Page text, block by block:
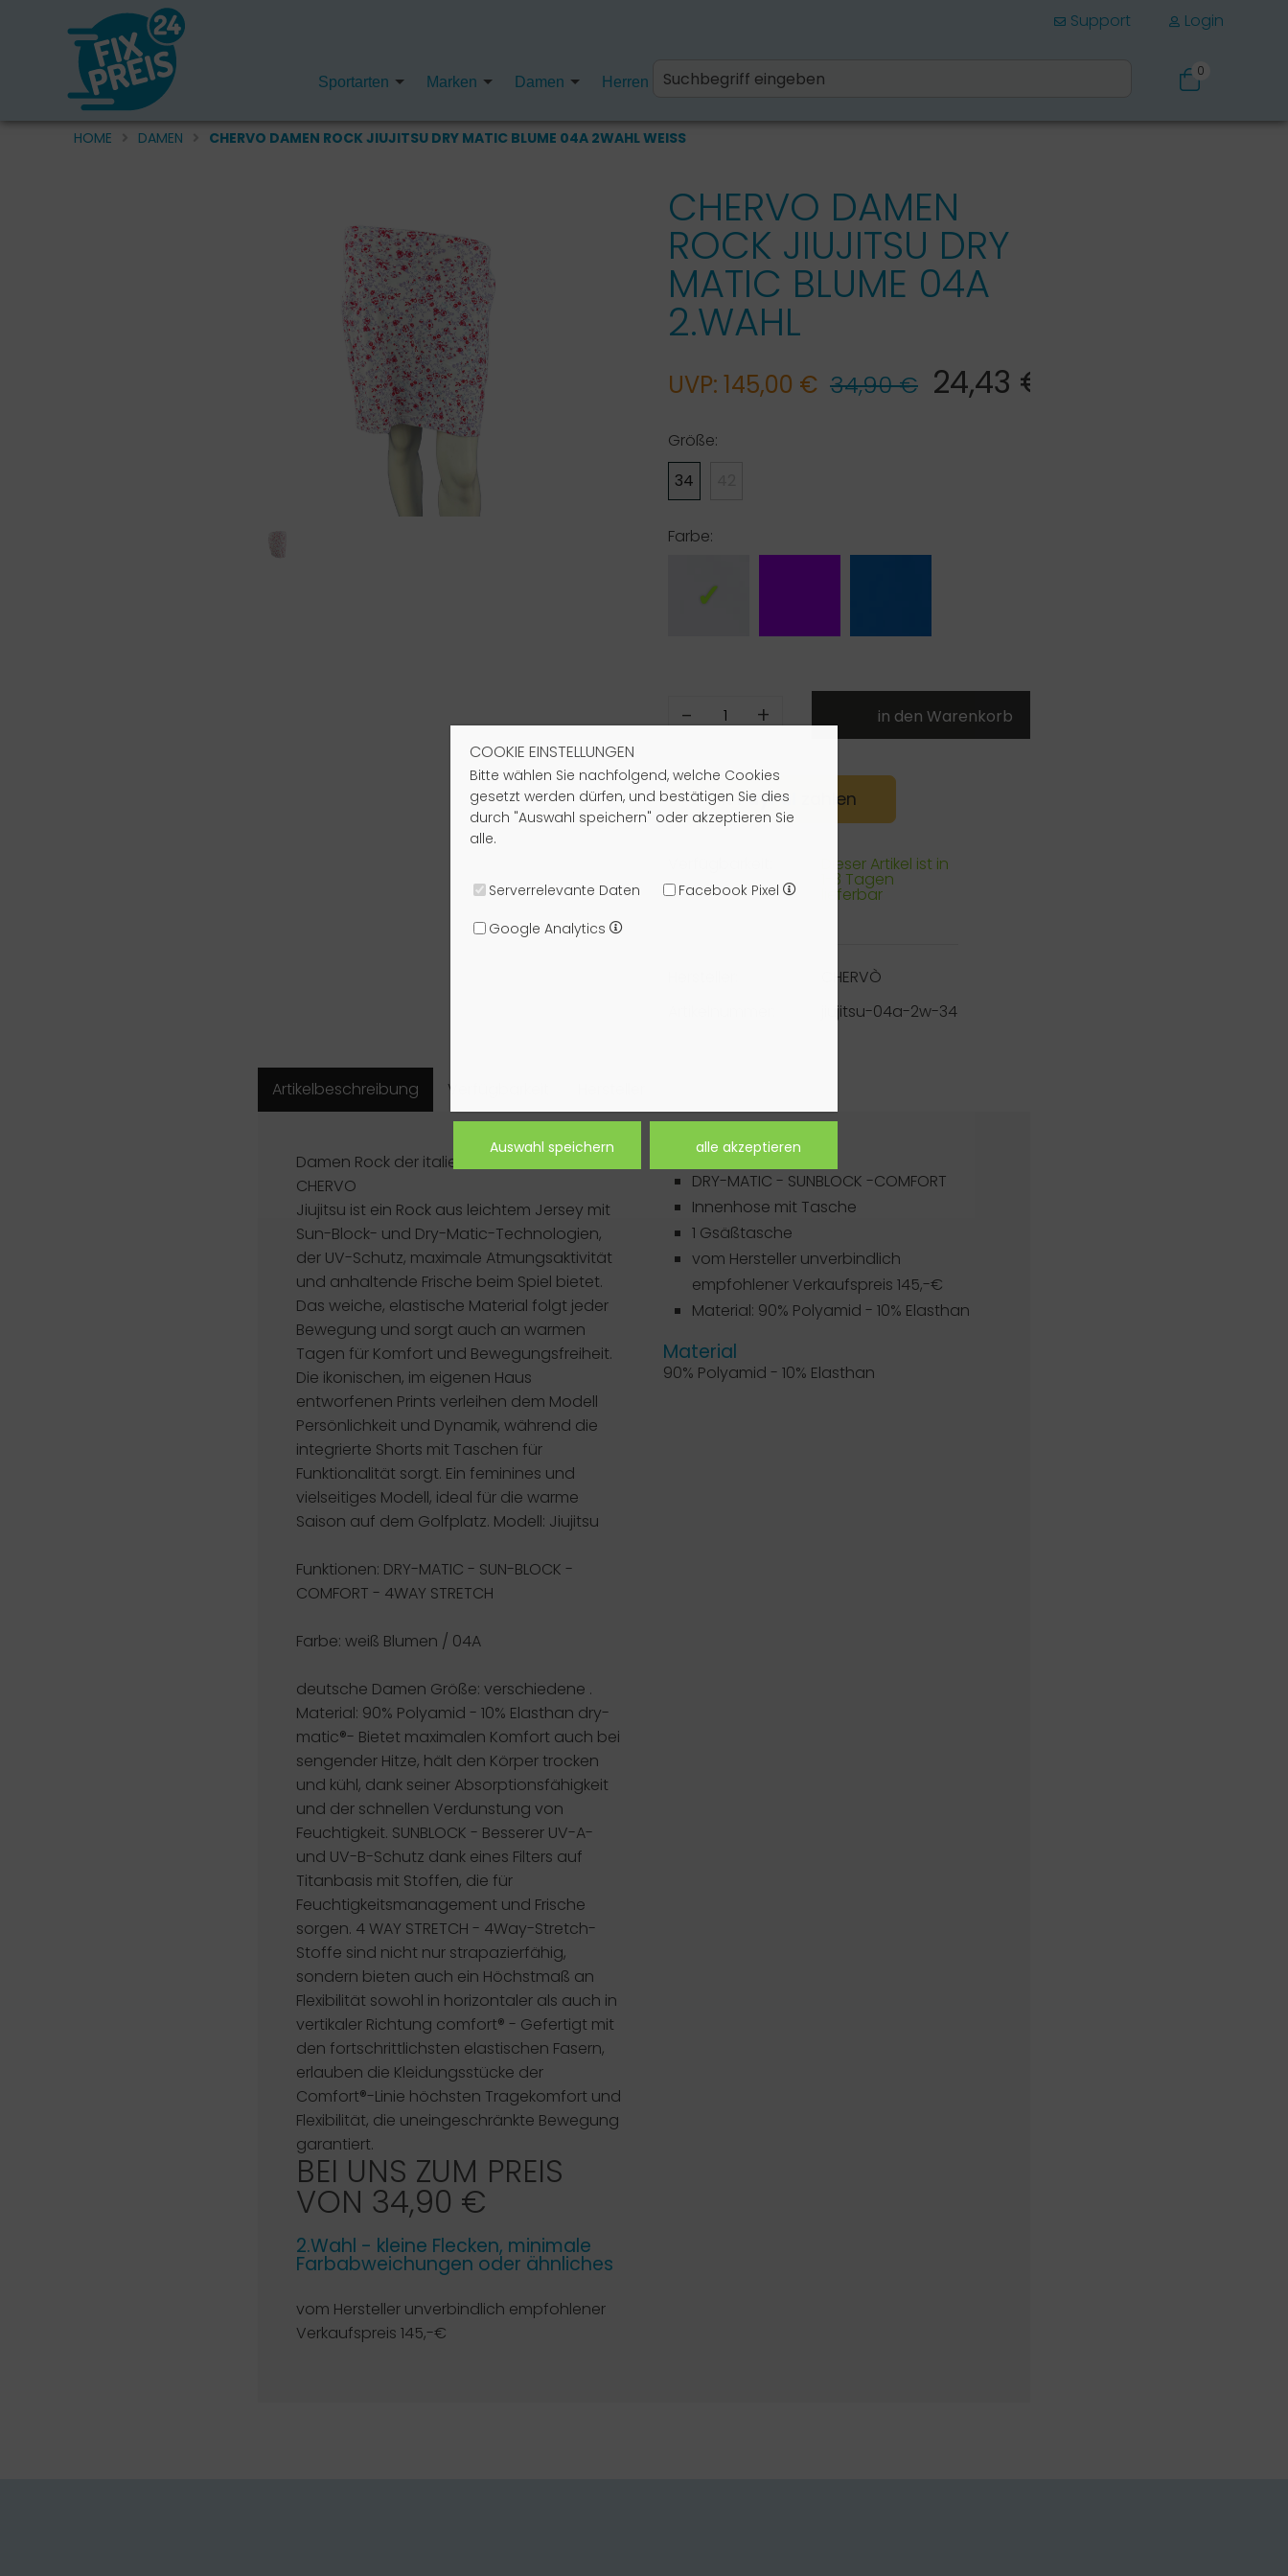
COOKIE EINSTELLUNGEN
Bitte wählen Sie nachfolgend, welche Cookies
gesetzt werden dürfen, und bestätigen Sie dies
durch "Auswahl speichern" oder akzeptieren Sie
alle.
Serverrelevante Daten
Facebook Pixel
Google Analytics
Login
Support
Sportarten Marken Damen Herren Kinder Fanartikel
0
HOME DAMEN CHERVO DAMEN ROCK JIUJITSU DRY MATIC BLUME 04A 2WAHL WEISS
CHERVO DAMEN
ROCK JIUJITSU DRY
MATIC BLUME 04A
2.WAHL
UVP: 145,00 € 34,90 € 24,43 €*
Größe:
34
Farbe:
- +
Mit PayPal zahlen
Dieser Artikel ist in
1-3 Tagen
lieferbar
CHERVÒ
jiujitsu-04a-2w-34
Artikelbeschreibung Verfügbarkeit
Damen Rock der italienischen Golfmarke
CHERVO
Jiujitsu ist ein Rock aus leichtem Jersey mit
Sun-Block- und Dry-Matic-Technologien,
der UV-Schutz, maximale Atmungsaktivität
und anhaltende Frische beim Spiel bietet.
Das weiche, elastische Material folgt jeder
Bewegung und sorgt auch an warmen
Tagen für Komfort und Bewegungsfreiheit.
Die ikonischen, im eigenen Haus
entworfenen Prints verleihen dem Modell
Persönlichkeit und Dynamik, während die
integrierte Shorts mit Taschen für
Funktionalität sorgt. Ein feminines und
vielseitiges Modell, ideal für die warme
Saison auf dem Golfplatz. Modell: Jiujitsu
Funktionen: DRY-MATIC - SUN-BLOCK -
COMFORT - 4WAY STRETCH
Farbe: weiß Blumen / 04A
deutsche Damen Größe: verschiedene .
Material: 90% Polyamid - 10% Elasthan dry-
matic®- Bietet maximalen Komfort auch bei
sengender Hitze, hält den Körper trocken
und kühl, dank seiner Absorptionsfähigkeit
und der schnellen Verdunstung von
Feuchtigkeit. SUNBLOCK - Besserer UV-A-
und UV-B-Schutz dank eines Filters auf
Titanbasis mit Stoffen, die für
Feuchtigkeitsmanagement und Frische
sorgen. 4 WAY STRETCH - 4Way-Stretch-
Stoffe sind nicht nur strapazierfähig,
sondern bieten auch ein Höchstmaß an
Flexibilität sowohl in horizontaler als auch in
vertikaler Richtung comfort® - Gefertigt mit
den fortschrittlichsten elastischen Fasern,
erlauben die Kleidungsstücke der
Comfort®-Linie höchsten Tragekomfort und
Flexibilität, die uneingeschränkte Bewegung
garantiert.
BEI UNS ZUM PREIS
VON 34,90 €
2.Wahl - kleine Flecken, minimale
Farbabweichungen oder ähnliches
vom Hersteller unverbindlich empfohlener
Verkaufspreis 145,-€
Artikeldetails
DRY-MATIC - SUNBLOCK -COMFORT
Innenhose mit Tasche
1 Gsäßtasche
vom Hersteller unverbindlich
empfohlener Verkaufspreis 145,-€
Material: 90% Polyamid - 10% Elasthan
Material
90% Polyamid - 10% Elasthan